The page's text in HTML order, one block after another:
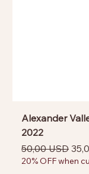
Alexander
2022
Prezzo
50,00 USD
20% OFF when